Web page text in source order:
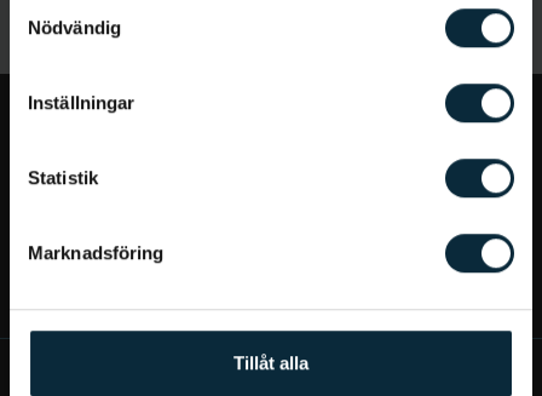
Nödvändig
Inställningar
Statistik
Marknadsföring
Tillåt alla